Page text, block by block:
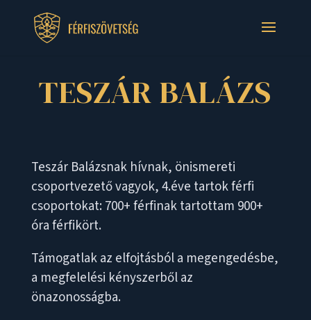
TESZÁR BALÁZS
Teszár Balázsnak hívnak, önismereti
csoportvezető vagyok, 4.éve tartok férfi
csoportokat: 700+ férfinak tartottam 900+
óra férfikört.
Támogatlak az elfojtásból a megengedésbe,
a megfelelési kényszerből az
önazonosságba.